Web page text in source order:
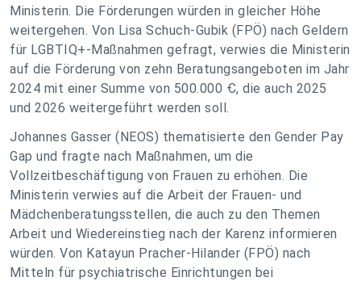
Ministerin. Die Förderungen würden in gleicher Höhe
weitergehen. Von Lisa Schuch-Gubik (FPÖ) nach Geldern
für LGBTIQ+-Maßnahmen gefragt, verwies die Ministerin
auf die Förderung von zehn Beratungsangeboten im Jahr
2024 mit einer Summe von 500.000 Ꞓ, die auch 2025
und 2026 weitergeführt werden soll.
Johannes Gasser (NEOS) thematisierte den Gender Pay
Gap und fragte nach Maßnahmen, um die
Vollzeitbeschäftigung von Frauen zu erhöhen. Die
Ministerin verwies auf die Arbeit der Frauen- und
Mädchenberatungsstellen, die auch zu den Themen
Arbeit und Wiedereinstieg nach der Karenz informieren
würden. Von Katayun Pracher-Hilander (FPÖ) nach
Mitteln für psychiatrische Einrichtungen bei